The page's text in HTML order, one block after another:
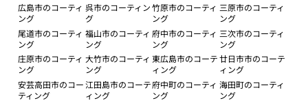
広島市のコーティ
ング
呉市のコーティン
グ
竹原市のコーティ
ング
三原市のコーティ
ング
尾道市のコーティ
ング
福山市のコーティ
ング
府中市のコーティ
ング
三次市のコーティ
ング
庄原市のコーティ
ング
大竹市のコーティ
ング
東広島市のコーテ
ィング
廿日市市のコーテ
ィング
安芸高田市のコー
ティング
江田島市のコーテ
ィング
府中町のコーティ
ング
海田町のコーティ
ング